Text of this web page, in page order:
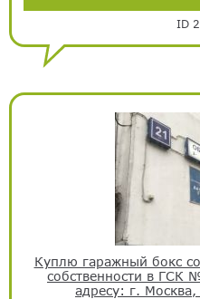
ID
Куплю гаражный бокс
собственности в ГСК
адресу: г.